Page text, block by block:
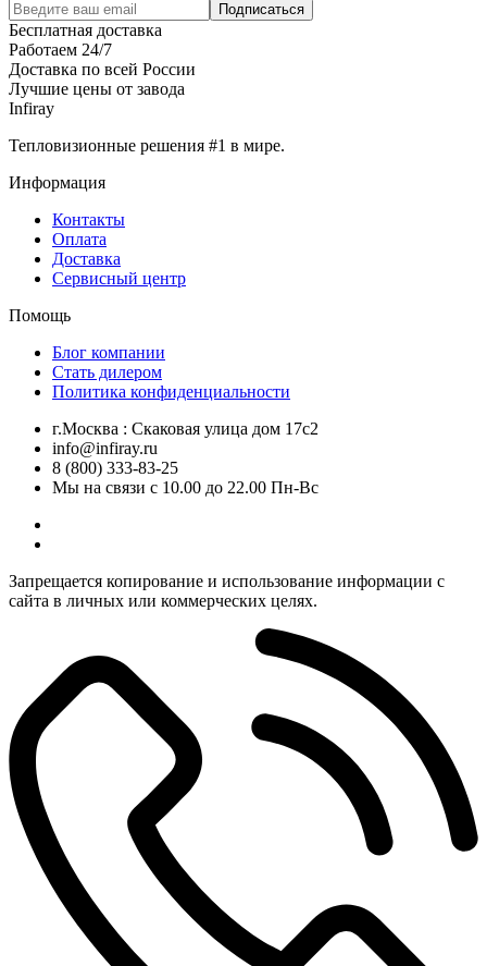
Подписаться
Бесплатная доставка
Работаем 24/7
Доставка по всей России
Лучшие цены от завода
Infiray
Тепловизионные решения #1 в мире.
Информация
Контакты
Оплата
Доставка
Сервисный центр
Помощь
Блог компании
Стать дилером
Политика конфиденциальности
г.Москва : Скаковая улица дом 17с2
info@infiray.ru
8 (800) 333-83-25
Мы на связи с 10.00 до 22.00 Пн-Вс
Запрещается копирование и использование информации с
сайта в личных или коммерческих целях.